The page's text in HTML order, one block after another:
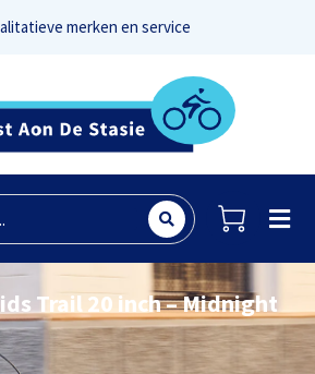
merken en service
Trail 20 inch – Midnight